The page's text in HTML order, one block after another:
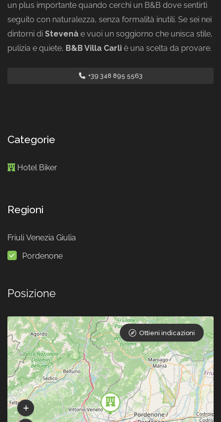
un plus importante quando cerchi un B&B dove sentirti
seguito con naturalezza, senza formalità inutili. Se sei nei
dintorni di Stevenà e vuoi un soggiorno che unisca stile,
pulizia e quiete, B&B Villa Carli è una scelta da provare.
+39 348 895 5563
Categorie
Hotel Biker
Regioni
Friuli Venezia Giulia
Pordenone
Posizione
Ottieni indicazioni